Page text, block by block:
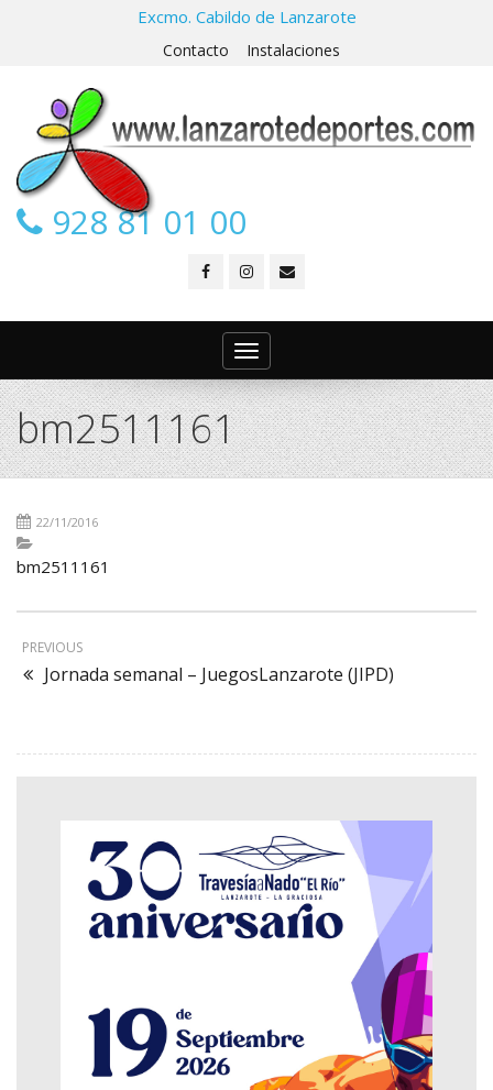
Excmo. Cabildo de Lanzarote
Contacto Instalaciones
928 81 01 00
Toggle
navigation
bm2511161
22/11/2016
bm2511161
PREVIOUS
Jornada semanal – JuegosLanzarote (JIPD)